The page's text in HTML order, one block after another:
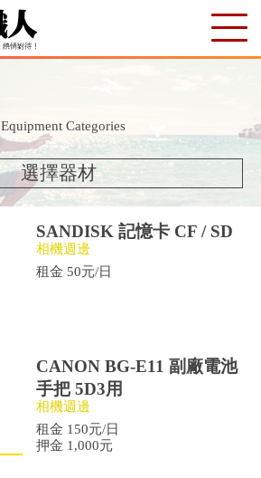
Equipment Categories
選擇器材
SANDISK 記憶卡 CF / SD
相機週邊
租金 50元/日
CANON BG-E11 副廠電池
手把 5D3用
相機週邊
租金 150元/日
押金 1,000元